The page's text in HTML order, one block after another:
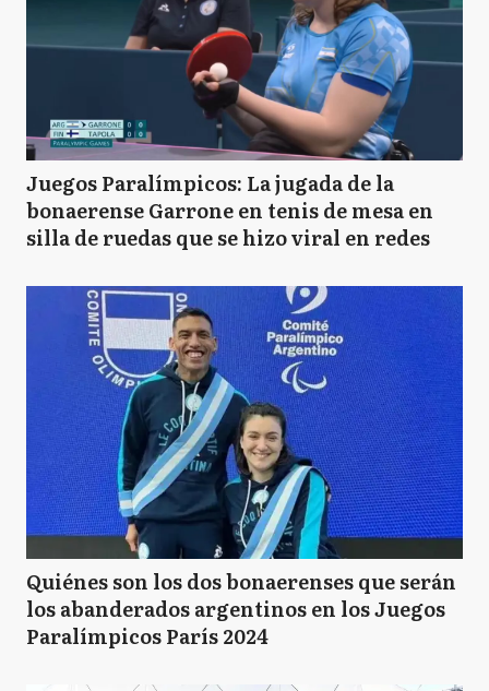
Juegos Paralímpicos: La jugada de la
bonaerense Garrone en tenis de mesa en
silla de ruedas que se hizo viral en redes
Quiénes son los dos bonaerenses que serán
los abanderados argentinos en los Juegos
Paralímpicos París 2024